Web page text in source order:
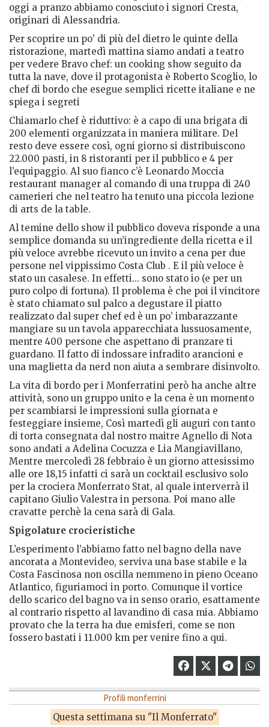
oggi a pranzo abbiamo conosciuto i signori Cresta,
originari di Alessandria.
Per scoprire un po’ di più del dietro le quinte della
ristorazione, martedì mattina siamo andati a teatro
per vedere Bravo chef: un cooking show seguito da
tutta la nave, dove il protagonista è Roberto Scoglio, lo
chef di bordo che esegue semplici ricette italiane e ne
spiega i segreti
Chiamarlo chef è riduttivo: è a capo di una brigata di
200 elementi organizzata in maniera militare. Del
resto deve essere così, ogni giorno si distribuiscono
22.000 pasti, in 8 ristoranti per il pubblico e 4 per
l’equipaggio. Al suo fianco c’è Leonardo Moccia
restaurant manager al comando di una truppa di 240
camerieri che nel teatro ha tenuto una piccola lezione
di arts de la table.
Al temine dello show il pubblico doveva risponde a una
semplice domanda su un’ingrediente della ricetta e il
più veloce avrebbe ricevuto un invito a cena per due
persone nel vippissimo Costa Club . E il più veloce è
stato un casalese. In effetti... sono stato io (e per un
puro colpo di fortuna). Il problema è che poi il vincitore
è stato chiamato sul palco a degustare il piatto
realizzato dal super chef ed è un po’ imbarazzante
mangiare su un tavola apparecchiata lussuosamente,
mentre 400 persone che aspettano di pranzare ti
guardano. Il fatto di indossare infradito arancioni e
una maglietta da nerd non aiuta a sembrare disinvolto.
La vita di bordo per i Monferratini però ha anche altre
attività, sono un gruppo unito e la cena è un momento
per scambiarsi le impressioni sulla giornata e
festeggiare insieme, Così martedì gli auguri con tanto
di torta consegnata dal nostro maitre Agnello di Nota
sono andati a Adelina Cocuzza e Lia Mangiavillano,
Mentre mercoledì 28 febbraio è un giorno attesissimo
alle ore 18,15 infatti ci sarà un cocktail esclusivo solo
per la crociera Monferrato Stat, al quale interverrà il
capitano Giulio Valestra in persona. Poi mano alle
cravatte perchè la cena sarà di Gala.
Spigolature crocieristiche
L’esperimento l’abbiamo fatto nel bagno della nave
ancorata a Montevideo, serviva una base stabile e la
Costa Fascinosa non oscilla nemmeno in pieno Oceano
Atlantico, figuriamoci in porto. Comunque il vortice
dello scarico del bagno va in senso orario, esattamente
al contrario rispetto al lavandino di casa mia. Abbiamo
provato che la terra ha due emisferi, come se non
fossero bastati i 11.000 km per venire fino a qui.
Profili monferrini
Questa settimana su "Il Monferrato"